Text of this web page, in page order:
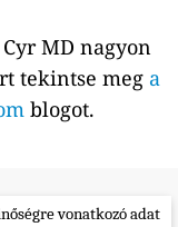
MD nagyon
tekintse meg a
blogot.
vonatkozó adat